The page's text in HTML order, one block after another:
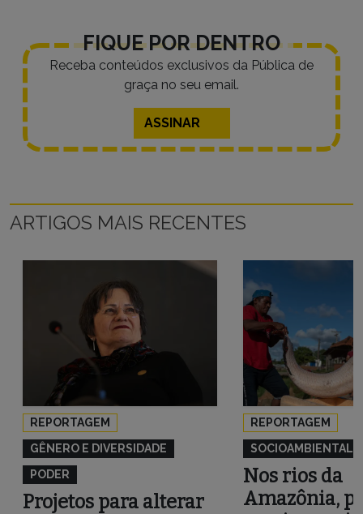
FIQUE POR DENTRO
Receba conteúdos exclusivos da Pública de
graça no seu email.
ASSINAR
ARTIGOS MAIS RECENTES
REPORTAGEM
GÊNERO E DIVERSIDADE
PODER
Projetos para alterar
REPORTAGEM
SOCIOAMBIENTAL
Nos rios da
Amazônia,